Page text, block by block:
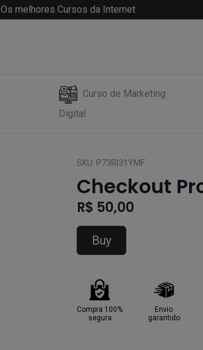
Os melhores Cursos da Internet
Curso de Marketing
Digital
SKU: P73RI31YMF
Checkout
R$ 50,00
Buy
Compra 100%
segura
Envio
garantido